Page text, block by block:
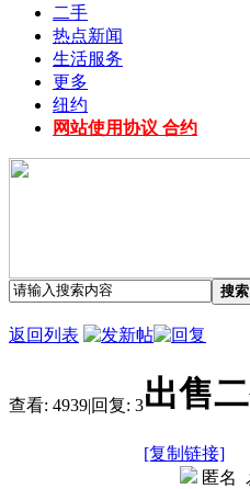
二手
热点新闻
生活服务
更多
纽约
网站使用协议 合约
搜索
返回列表
查看: 4939|回复: 3出售
[复制链接]
匿名